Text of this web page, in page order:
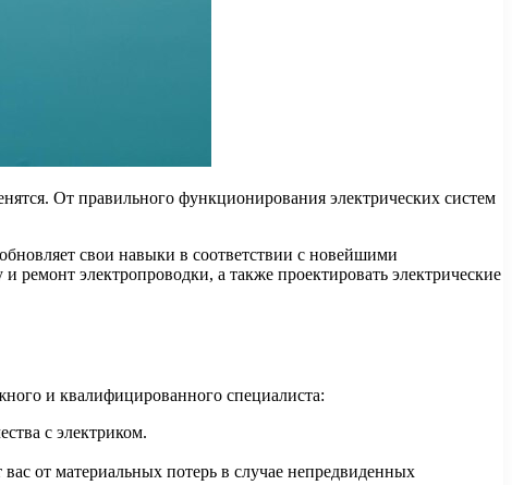
От правильного функционирования электрических систем
свои навыки в соответствии с новейшими
электропроводки, а также проектировать электрические
и квалифицированного специалиста:
с электриком.
от материальных потерь в случае непредвиденных